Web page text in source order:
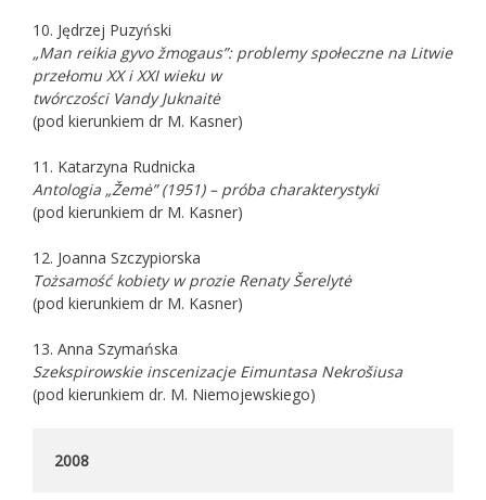
10. Jędrzej Puzyński
„Man reikia gyvo žmogaus”: problemy społeczne na Litwie
przełomu XX i XXI wieku w
twórczości Vandy Juknaitė
(pod kierunkiem dr M. Kasner)
11. Katarzyna Rudnicka
Antologia „Žemė” (1951) – próba charakterystyki
(pod kierunkiem dr M. Kasner)
12. Joanna Szczypiorska
Tożsamość kobiety w prozie Renaty Šerelytė
(pod kierunkiem dr M. Kasner)
13. Anna Szymańska
Szekspirowskie inscenizacje Eimuntasa Nekrošiusa
(pod kierunkiem dr. M. Niemojewskiego)
2008